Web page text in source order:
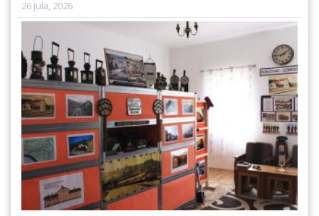
26 Jula, 2026